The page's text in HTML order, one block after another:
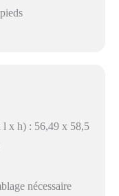
x h) : 56,49 x 58,5
nécessaire